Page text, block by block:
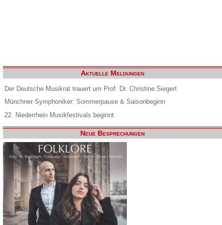
Aktuelle Meldungen
Der Deutsche Musikrat trauert um Prof. Dr. Christine Siegert
Münchner Symphoniker: Sommerpause & Saisonbeginn
22. Niederrhein Musikfestivals beginnt
Neue Besprechungen